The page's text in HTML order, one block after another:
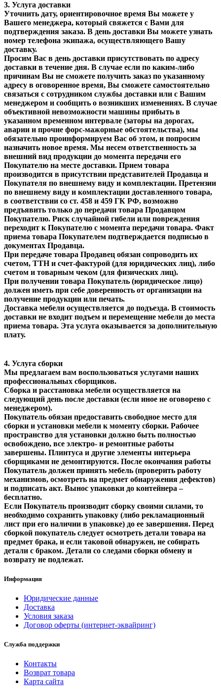
3. Услуга доставки
Уточнить дату, ориентировочное время Вы можете у
Вашего менеджера, который свяжется с Вами для
подтверждения заказа. В день доставки Вы можете узнать
номер телефона экипажа, осуществляющего Вашу
доставку.
Просим Вас в день доставки присутствовать по адресу
доставки в течение дня. В случае если по каким-либо
причинам Вы не сможете получить заказ по указанному
адресу в оговоренное время, Вы сможете самостоятельно
связаться с сотрудником службы доставки или с Вашим
менеджером и сообщить о возникших изменениях. В случае
объективной невозможности машины прибыть в
указанном временном интервале (заторы на дорогах,
аварии и прочие форс-мажорные обстоятельства), мы
обязательно проинформируем Вас об этом, и попросим
назначить новое время. Мы несем ответственность за
внешний вид продукции до момента передачи его
Покупателю на месте доставки. Прием товара
производится в присутствии представителей Продавца и
Покупателя по внешнему виду и комплектации. Претензии
по внешнему виду и комплектации доставленного товара,
в соответствии со ст. 458 и 459 ГК РФ, возможно
предъявить только до передачи товара Продавцом
Покупателю. Риск случайной гибели или повреждения
переходит к Покупателю с момента передачи товара. Факт
приема товара Покупателем подтверждается подписью в
документах Продавца.
При передаче товара Продавец обязан сопроводить их
счетом, ТТН и счет-фактурой (для юридических лиц), либо
счетом и товарным чеком (для физических лиц).
При получении товара Покупатель (юридическое лицо)
должен иметь при себе доверенность от организации на
получение продукции или печать.
Доставка мебели осуществляется до подъезда. В стоимость
доставки не входит подъем и перемещение мебели до места
приема товара. Эта услуга оказывается за дополнительную
плату.
4. Услуга сборки
Мы предлагаем вам воспользоваться услугами наших
профессиональных сборщиков.
Сборка и расстановка мебели осуществляется на
следующий день после доставки (если иное не оговорено с
менеджером).
Покупатель обязан предоставить свободное место для
сборки и установки мебели к моменту сборки. Рабочее
пространство для установки должно быть полностью
освобождено, все электро- и ремонтные работы
завершены. Плинтуса и другие элементы интерьера
сборщиками не демонтируются. После окончания работы
Покупатель должен принять мебель (проверить работу
механизмов, осмотреть на предмет обнаружения дефектов)
и подписать акт. Вынос упаковки до контейнера –
бесплатно.
Если Покупатель производит сборку своими силами, то
необходимо сохранить упаковку (либо рекламационный
лист при его наличии в упаковке) до ее завершения. Перед
сборкой покупатель следует осмотреть детали товара на
предмет брака, и если таковой обнаружен, не собирать
детали с браком. Детали со следами сборки обмену и
возврату не подлежат.
Информация
Юридические данные
Доставка
Условия заказа
Договор оферты (интернет-эквайринг)
Служба поддержки
Контакты
Возврат товара
Карта сайта